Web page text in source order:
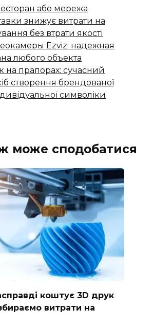
або мережа
знижує витрати на
без втрати якості
Ezviz: надежная
любого объекта
на прапорах: сучасний
створення брендованої
символіки
може сподобатися
коштує 3D друк
витрати на